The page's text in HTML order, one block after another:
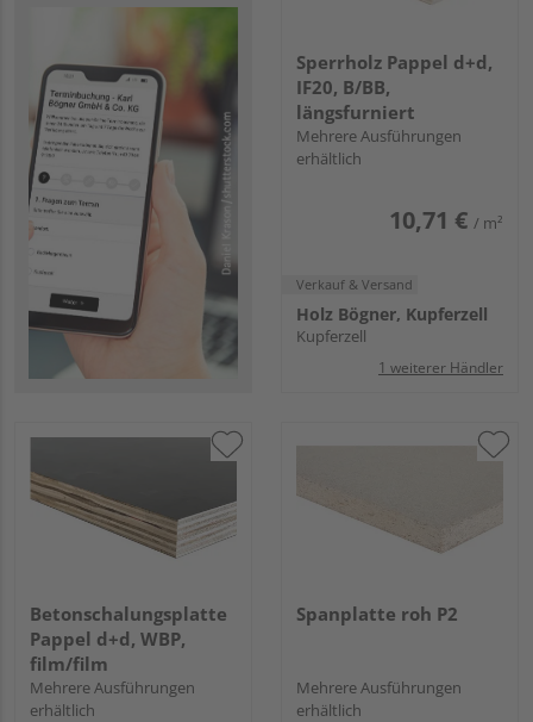
Sperrholz Pappel d+d,
IF20, B/BB,
längsfurniert
Mehrere Ausführungen
erhältlich
10,71 € / m²
Verkauf & Versand
Holz Bögner, Kupferzell
Kupferzell
1 weiterer Händler
Betonschalungsplatte
Pappel d+d, WBP,
film/film
Mehrere Ausführungen
erhältlich
Spanplatte roh P2
Mehrere Ausführungen
erhältlich